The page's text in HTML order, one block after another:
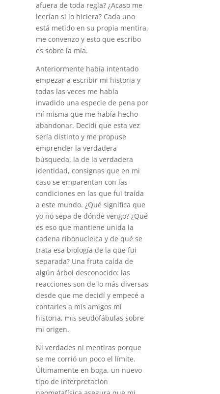
afuera de toda regla? ¿Acaso me
leerían si lo hiciera? Cada uno
está metido en su propia mentira,
me convenzo y esto que escribo
es sobre la mía.
Anteriormente había intentado
empezar a escribir mi historia y
todas las veces me había
invadido una especie de pena por
mí misma que me había hecho
abandonar. Decidí que esta vez
sería distinto y me propuse
emprender la verdadera
búsqueda, la de la verdadera
identidad, consignas que en mi
caso se emparentan con las
condiciones en las que fui traída
a este mundo. ¿Qué significa que
yo no sepa de dónde vengo? ¿Qué
es eso que mantiene unida la
cadena ribonucleica y de qué se
trata esa biología de la que fui
separada? Una fruta caída de
algún árbol desconocido: las
reacciones son de lo más diversas
desde que me decidí y empecé a
contarles a mis amigos mi
historia, mis seudofábulas sobre
mi origen.
Ni verdades ni mentiras porque
se me corrió un poco el límite.
Últimamente en boga, un nuevo
tipo de interpretación